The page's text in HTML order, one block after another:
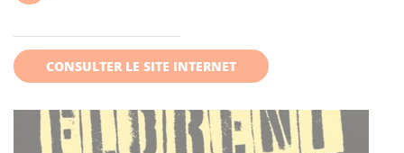
CONSULTER LE SITE INTERNET